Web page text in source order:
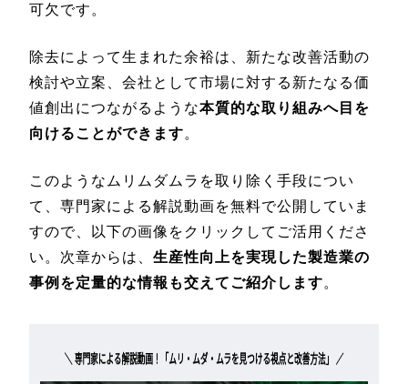
可欠です。
除去によって生まれた余裕は、新たな改善活動の
検討や立案、会社として市場に対する新たなる価
値創出につながるような本質的な取り組みへ目を
向けることができます。
このようなムリムダムラを取り除く手段につい
て、専門家による解説動画を無料で公開していま
すので、以下の画像をクリックしてご活用くださ
い。次章からは、 生産性向上を実現した製造業の
事例を定量的な情報も交えてご紹介します。